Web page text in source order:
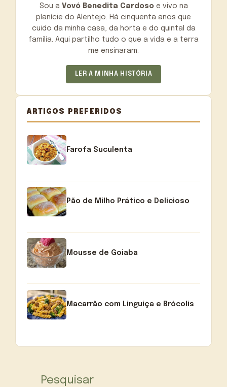
Sou a Vovó Benedita Cardosoe vivo na
planície do Alentejo. Há cinquenta anos que
cuido da minha casa, da horta e do quintal da
família. Aqui partilho tudo o que a vida e a terra
me ensinaram.
LER A MINHA HISTÓRIA
ARTIGOS PREFERIDOS
Farofa Suculenta
Pão de Milho Prático e Delicioso
Mousse de Goiaba
Macarrão com Linguiça e Brócolis
Pesquisar